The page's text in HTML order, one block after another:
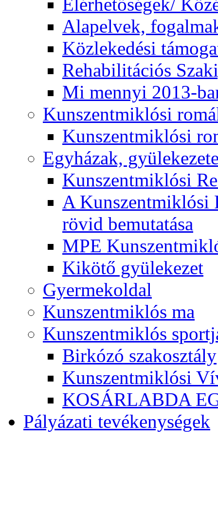
Alapelvek,
Közlekedési
Rehabilitációs
Mi mennyi 2013-
Kunszentmiklósi
Kunszentmiklósi
Egyházak,
Kunszentmiklósi
A Kunszentmiklósi
rövid bemutatása
MPE
Kikötő gyülekezet
Gyermekoldal
Kunszentmiklós ma
Kunszentmiklós
Birkózó szakosztály
Kunszentmiklósi
KOSÁRLABDA
Pályázati tevékenységek